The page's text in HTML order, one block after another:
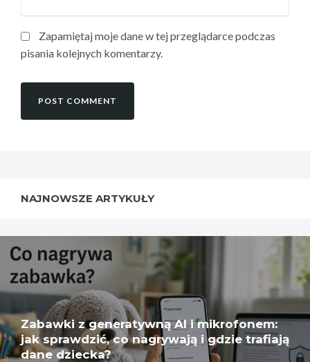
Zapamiętaj moje dane w tej przeglądarce podczas
pisania kolejnych komentarzy.
NAJNOWSZE ARTYKUŁY
Zabawki z generatywną AI i mikrofonem:
jak sprawdzić, co nagrywają i gdzie trafiają
dane dziecka?